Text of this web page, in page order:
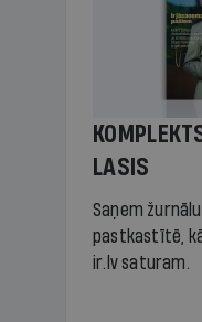
LASIS
Saņem
pastkastītē,
ir.lv saturam.